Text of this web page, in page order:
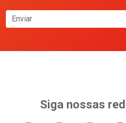
Enviar
Siga nossas